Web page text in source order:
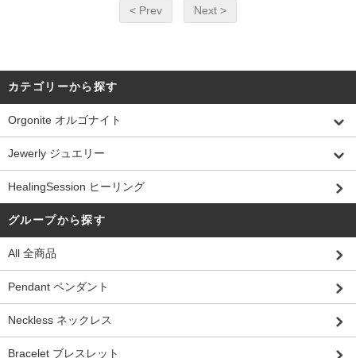
< Prev Next >
カテゴリーから探す
Orgonite オルゴナイト
Jewerly ジュエリー
HealingSession ヒーリング
グループから探す
All 全商品
Pendant ペンダント
Neckless ネックレス
Bracelet ブレスレット